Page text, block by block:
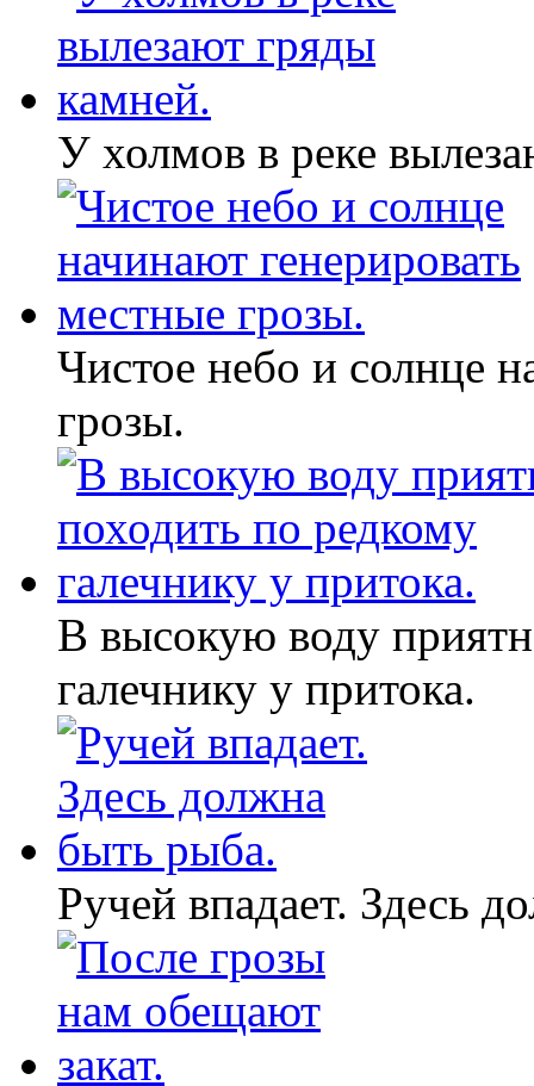
У холмов в реке
Чистое небо и солнце
грозы.
В высокую воду
галечнику у притока.
Ручей впадает. Здесь